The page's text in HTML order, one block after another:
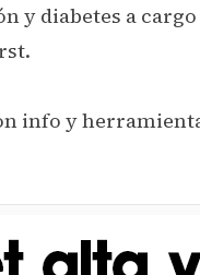
y diabetes a
info y